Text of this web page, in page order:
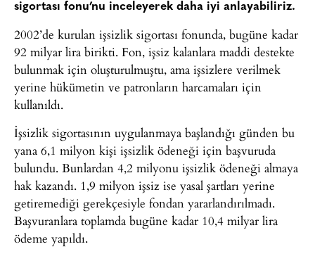
sigortası fonu’nu inceleyerek daha iyi anlayabiliriz.
2002’de kurulan işsizlik sigortası fonunda, bugüne kadar
92 milyar lira birikti. Fon, işsiz kalanlara maddi destekte
bulunmak için oluşturulmuştu, ama işsizlere verilmek
yerine hükümetin ve patronların harcamaları için
kullanıldı.
İşsizlik sigortasının uygulanmaya başlandığı günden bu
yana 6,1 milyon kişi işsizlik ödeneği için başvuruda
bulundu. Bunlardan 4,2 milyonu işsizlik ödeneği almaya
hak kazandı. 1,9 milyon işsiz ise yasal şartları yerine
getiremediği gerekçesiyle fondan yararlandırılmadı.
Başvuranlara toplamda bugüne kadar 10,4 milyar lira
ödeme yapıldı.